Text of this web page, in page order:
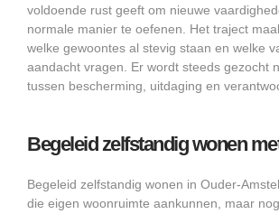
voldoende rust geeft om nieuwe
normale manier te oefenen. Het traject
welke gewoontes al stevig staan en welke
aandacht vragen. Er wordt steeds gezocht
tussen bescherming, uitdaging en
Begeleid zelfstandig wonen
Begeleid zelfstandig wonen in Ouder-
die eigen woonruimte aankunnen, maar